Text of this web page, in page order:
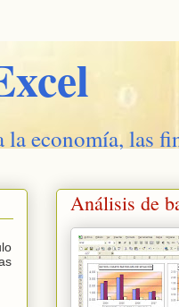
economía, las
Análisis de